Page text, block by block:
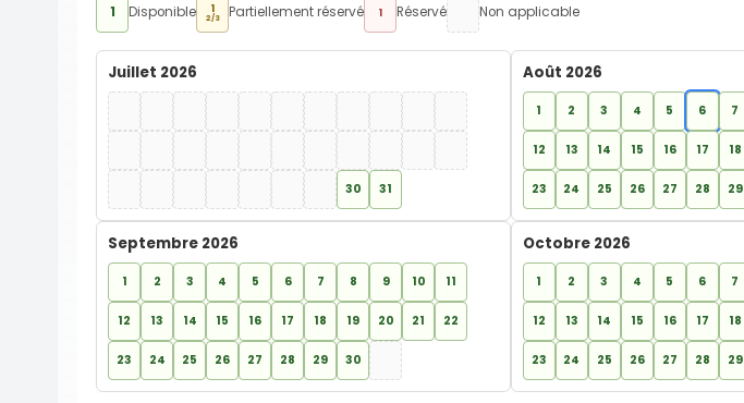
1 Disponible 1
2/3 Partiellement réservé 1 Réservé Non applicable
Juillet 2026
30 31
Août 2026
1 2 3 4 5 6 7
12 13 14 15 16 17 18
23 24 25 26 27 28 29
Septembre 2026
1 2 3 4 5 6 7 8 9 10 11
12 13 14 15 16 17 18 19 20 21 22
23 24 25 26 27 28 29 30
Octobre 2026
1 2 3 4 5 6 7
12 13 14 15 16 17 18
23 24 25 26 27 28 29